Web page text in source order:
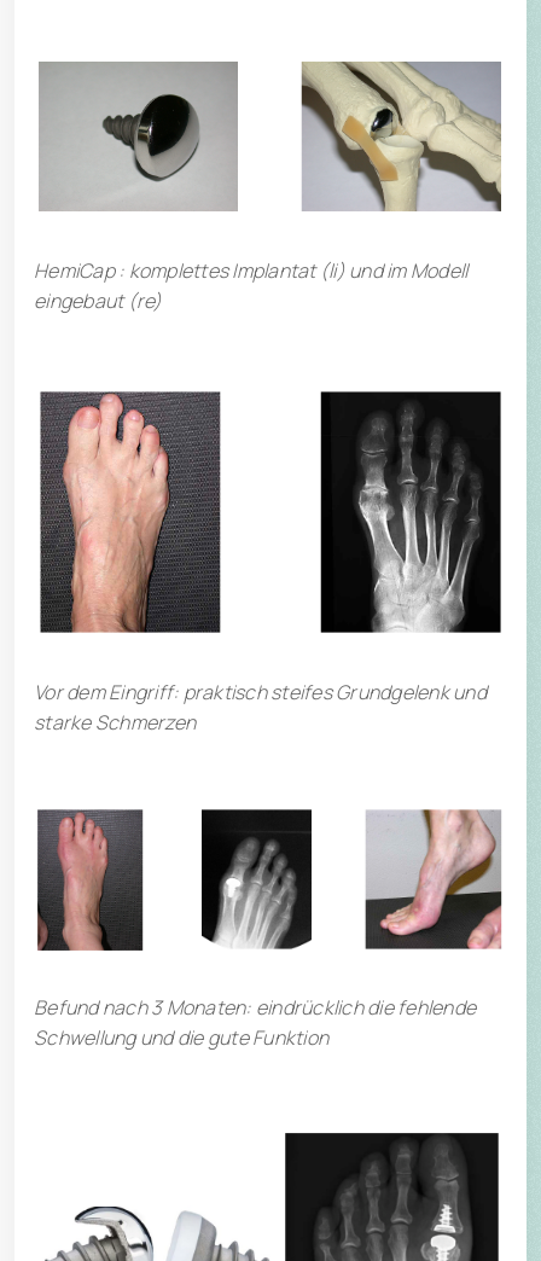
HemiCap : komplettes Implantat (li) und im Modell
eingebaut (re)
Vor dem Eingriff: praktisch steifes Grundgelenk und
starke Schmerzen
Befund nach 3 Monaten: eindrücklich die fehlende
Schwellung und die gute Funktion